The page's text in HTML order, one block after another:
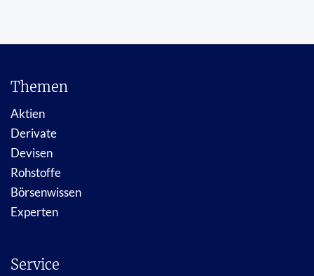
Themen
Aktien
Derivate
Devisen
Rohstoffe
Börsenwissen
Experten
Service